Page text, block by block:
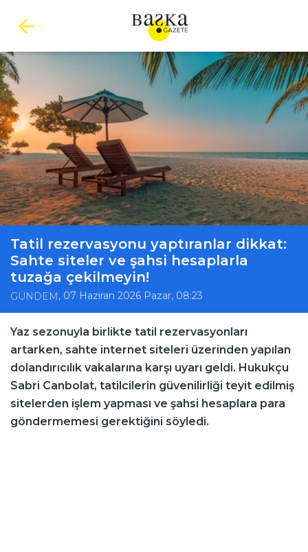
Tatil rezervasyonu yaptıranlar dikkat:
Sahte siteler ve şahsi hesaplarla
tuzağa çekilmeyin!
GÜNDEM , 07 Haziran 2026 Pazar, 08:23
Yaz sezonuyla birlikte tatil rezervasyonları
artarken, sahte internet siteleri üzerinden yapılan
dolandırıcılık vakalarına karşı uyarı geldi. Hukukçu
Sabri Canbolat, tatilcilerin güvenilirliği teyit edilmiş
sitelerden işlem yapması ve şahsi hesaplara para
göndermemesi gerektiğini söyledi.